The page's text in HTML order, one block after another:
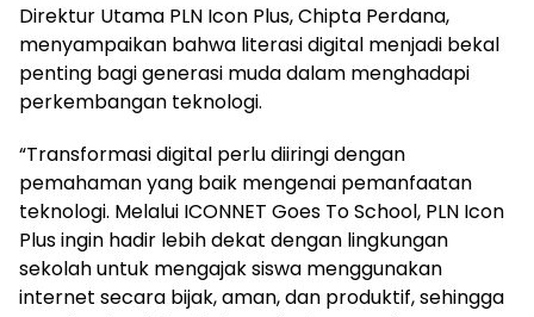
Direktur Utama PLN Icon Plus, Chipta Perdana,
menyampaikan bahwa literasi digital menjadi bekal
penting bagi generasi muda dalam menghadapi
perkembangan teknologi.
“Transformasi digital perlu diiringi dengan
pemahaman yang baik mengenai pemanfaatan
teknologi. Melalui ICONNET Goes To School, PLN Icon
Plus ingin hadir lebih dekat dengan lingkungan
sekolah untuk mengajak siswa menggunakan
internet secara bijak, aman, dan produktif, sehingga